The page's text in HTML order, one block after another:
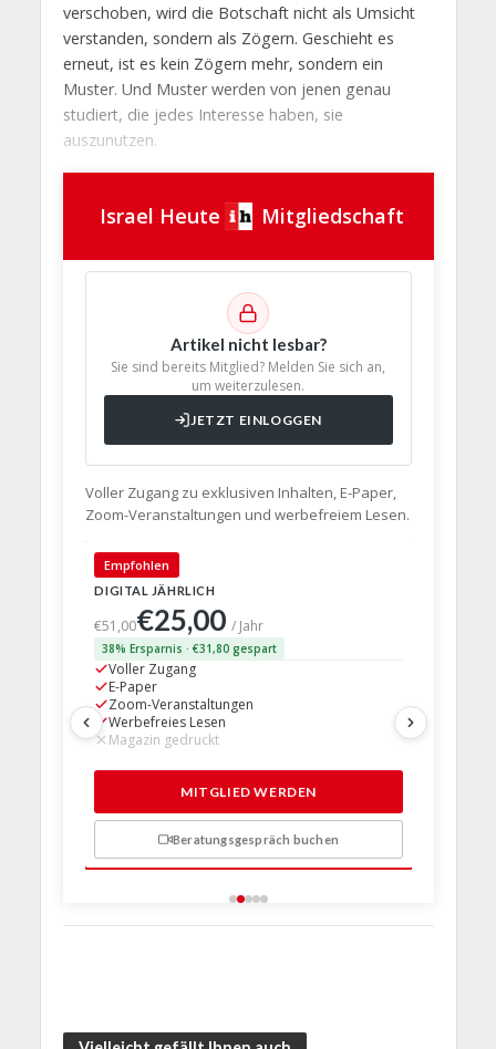
verschoben, wird die Botschaft nicht als Umsicht
verstanden, sondern als Zögern. Geschieht es
erneut, ist es kein Zögern mehr, sondern ein
Muster. Und Muster werden von jenen genau
studiert, die jedes Interesse haben, sie
auszunutzen.
Israel Heute Mitgliedschaft
Artikel nicht lesbar?
Sie sind bereits Mitglied? Melden Sie sich an,
um weiterzulesen.
JETZT EINLOGGEN
Voller Zugang zu exklusiven Inhalten, E-Paper,
Zoom-Veranstaltungen und werbefreiem Lesen.
Empfohlen
DIGITAL JÄHRLICH
€51,00€25,00/ Jahr
38% Ersparnis · €31,80 gespart
Voller Zugang
E-Paper
Zoom-Veranstaltungen
Werbefreies Lesen
Magazin gedruckt
MITGLIED WERDEN
Beratungsgespräch buchen